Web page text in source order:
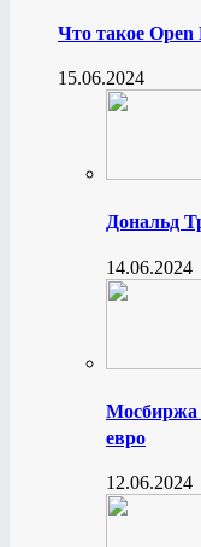
Что такое Open
15.06.2024
Дональд
14.06.2024
Мосбиржа
евро
12.06.2024